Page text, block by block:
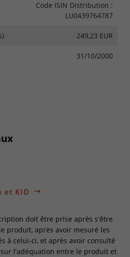
Code ISIN Distribution :
LU0439764787
249,23 EUR
31/10/2000
et KID
doit être prise après s'être
produit, après avoir mesuré les
à celui-ci, et après avoir consulté
l'adéquation entre le produit et